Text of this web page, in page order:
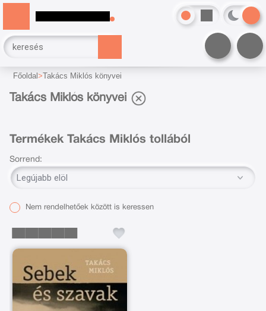
Főoldal Takács Miklós könyvei
Takács Miklós könyvei
Termékek Takács Miklós tollából
Sorrend:
Nem rendelhetőek között is keressen